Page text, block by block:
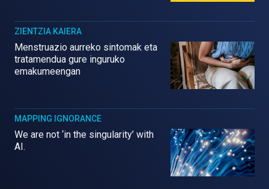
ZIENTZIA KAIERA
Menstruazio aurreko sintomak eta
tratamendua gure inguruko
emakumeengan
MAPPING IGNORANCE
We are not ‘in the singularity’ with
AI.